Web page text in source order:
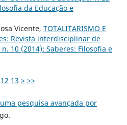
da Educação e
Vicente, TOTALITARISMO E
Revista interdisciplinar de
10 (2014): Saberes: Filosofia e
12 13 > >>
pesquisa avançada por